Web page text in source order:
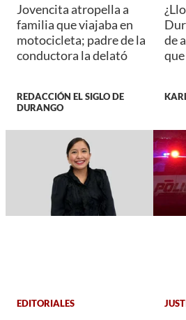
Jovencita atropella a
familia que viajaba en
motocicleta; padre de la
conductora la delató
REDACCIÓN EL SIGLO DE
DURANGO
de
EDITORIALES